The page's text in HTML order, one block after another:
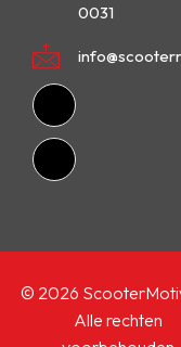
0031
© 2026
Alle rechten